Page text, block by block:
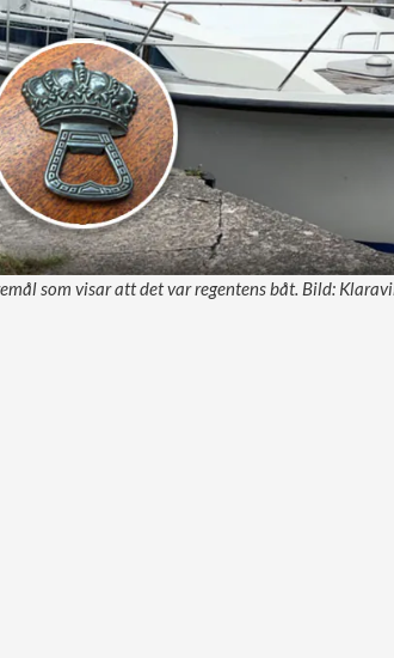
som visar att det var regentens båt. Bild: